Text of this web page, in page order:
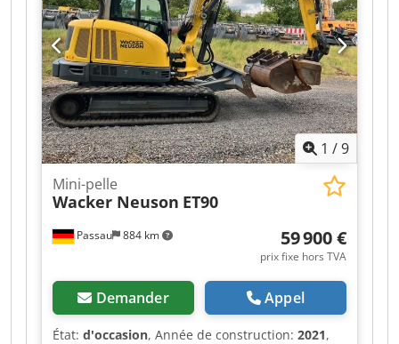
1 /9
Passau 884 km
Mini-pelle
Wacker Neuson ET90
59 900 €
prix fixe hors TVA
Demander Appel
État: d'occasion, Année de construction: 2021,